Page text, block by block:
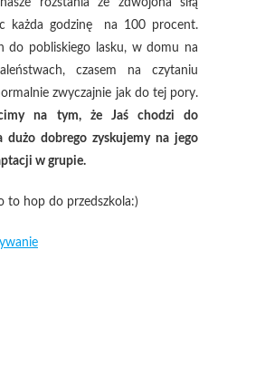
rozstania ze zdwojona siłą
każda godzinę na 100 procent.
do pobliskiego lasku, w domu na
czasem na czytaniu
zwyczajnie jak do tej pory.
na tym, że Jaś chodzi do
dużo dobrego zyskujemy na jego
w grupie.
to hop do przedszkola:)